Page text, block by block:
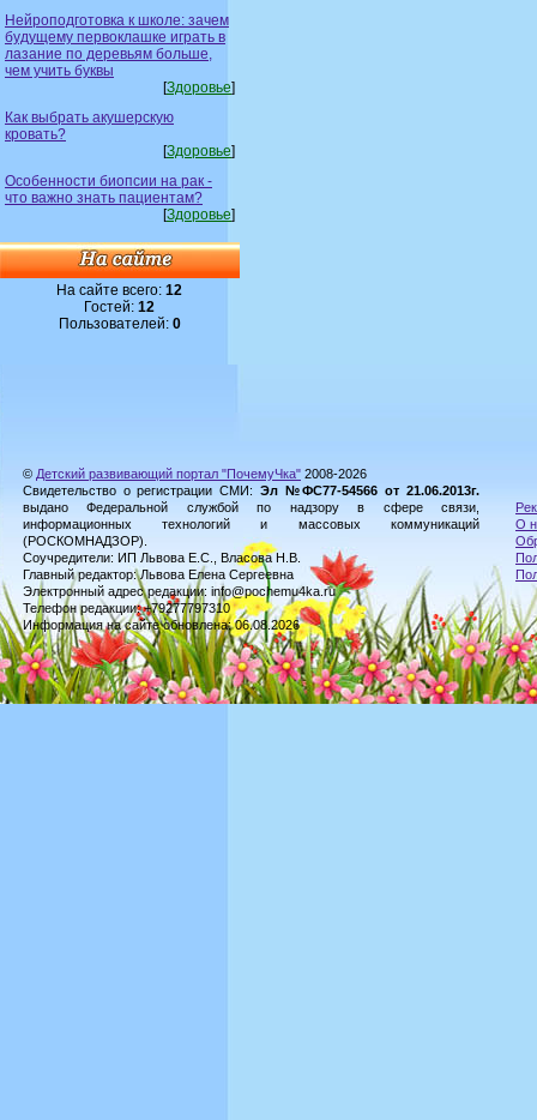
Нейроподготовка к школе: зачем
будущему первоклашке играть в
лазание по деревьям больше,
чем учить буквы
[Здоровье]
Как выбрать акушерскую
кровать?
[Здоровье]
Особенности биопсии на рак -
что важно знать пациентам?
[Здоровье]
На сайте всего:12
Гостей:12
Пользователей: 0
© Детский развивающий портал "ПочемуЧка" 2008-2026
Свидетельство о регистрации СМИ: Эл №ФС77-54566 от 21.06.2013г.
выдано Федеральной службой по надзору в сфере связи,
информационных технологий и массовых коммуникаций
(РОСКОМНАДЗОР).
Соучредители: ИП Львова Е.С., Власова Н.В.
Главный редактор: Львова Елена Сергеевна
Электронный адрес редакции: info@pochemu4ka.ru
Телефон редакции: +79277797310
Информация на сайте обновлена: 06.08.2026
О